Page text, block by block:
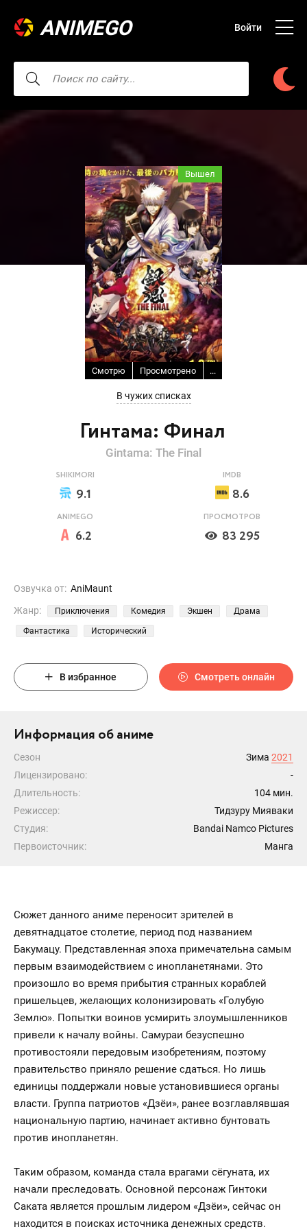
ANIMEGO Войти
Гинтама: Финал
Вышел
Смотрю Просмотрено ...
В чужих списках
Gintama: The Final
SHIKIMORI
9.1
IMDB
8.6
ANIMEGO
6.2
ПРОСМОТРОВ
83 295
Озвучка от: AniMaunt
Жанр:
Приключения Комедия Экшен Драма
Фантастика Исторический
В избранное Смотреть онлайн
Информация об аниме
Сезон Зима 2021
Лицензировано:
-
Длительность:
104 мин.
Режиссер:
Тидзуру Мияваки
Студия:
Bandai Namco Pictures
Первоисточник:
Манга
Сюжет данного аниме переносит зрителей в
девятнадцатое столетие, период под названием
Бакумацу. Представленная эпоха примечательна самым
первым взаимодействием с инопланетянами. Это
произошло во время прибытия странных кораблей
пришельцев, желающих колонизировать «Голубую
Землю». Попытки воинов усмирить злоумышленников
привели к началу войны. Самураи безуспешно
противостояли передовым изобретениям, поэтому
правительство приняло решение сдаться. Но лишь
единицы поддержали новые установившиеся органы
власти. Группа патриотов «Дзёи», ранее возглавлявшая
национальную партию, начинает активно бунтовать
против инопланетян.
Таким образом, команда стала врагами сёгуната, их
начали преследовать. Основной персонаж Гинтоки
Саката является прошлым лидером «Дзёи», сейчас он
находится в поисках источника денежных средств.